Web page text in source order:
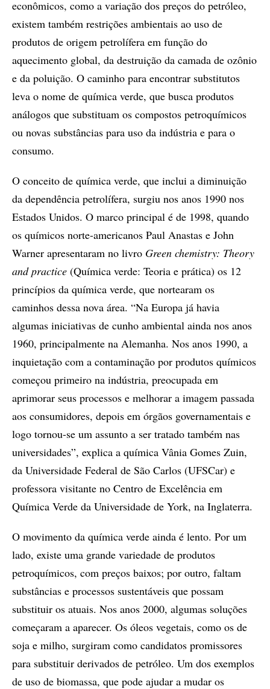
econômicos, como a variação dos preços do petróleo,
existem também restrições ambientais ao uso de
produtos de origem petrolífera em função do
aquecimento global, da destruição da camada de ozônio
e da poluição. O caminho para encontrar substitutos
leva o nome de química verde, que busca produtos
análogos que substituam os compostos petroquímicos
ou novas substâncias para uso da indústria e para o
consumo.
O conceito de química verde, que inclui a diminuição
da dependência petrolífera, surgiu nos anos 1990 nos
Estados Unidos. O marco principal é de 1998, quando
os químicos norte-americanos Paul Anastas e John
Warner apresentaram no livro Green chemistry: Theory
and practice (Química verde: Teoria e prática) os 12
princípios da química verde, que nortearam os
caminhos dessa nova área. “Na Europa já havia
algumas iniciativas de cunho ambiental ainda nos anos
1960, principalmente na Alemanha. Nos anos 1990, a
inquietação com a contaminação por produtos químicos
começou primeiro na indústria, preocupada em
aprimorar seus processos e melhorar a imagem passada
aos consumidores, depois em órgãos governamentais e
logo tornou-se um assunto a ser tratado também nas
universidades”, explica a química Vânia Gomes Zuin,
da Universidade Federal de São Carlos (UFSCar) e
professora visitante no Centro de Excelência em
Química Verde da Universidade de York, na Inglaterra.
O movimento da química verde ainda é lento. Por um
lado, existe uma grande variedade de produtos
petroquímicos, com preços baixos; por outro, faltam
substâncias e processos sustentáveis que possam
substituir os atuais. Nos anos 2000, algumas soluções
começaram a aparecer. Os óleos vegetais, como os de
soja e milho, surgiram como candidatos promissores
para substituir derivados de petróleo. Um dos exemplos
de uso de biomassa, que pode ajudar a mudar os